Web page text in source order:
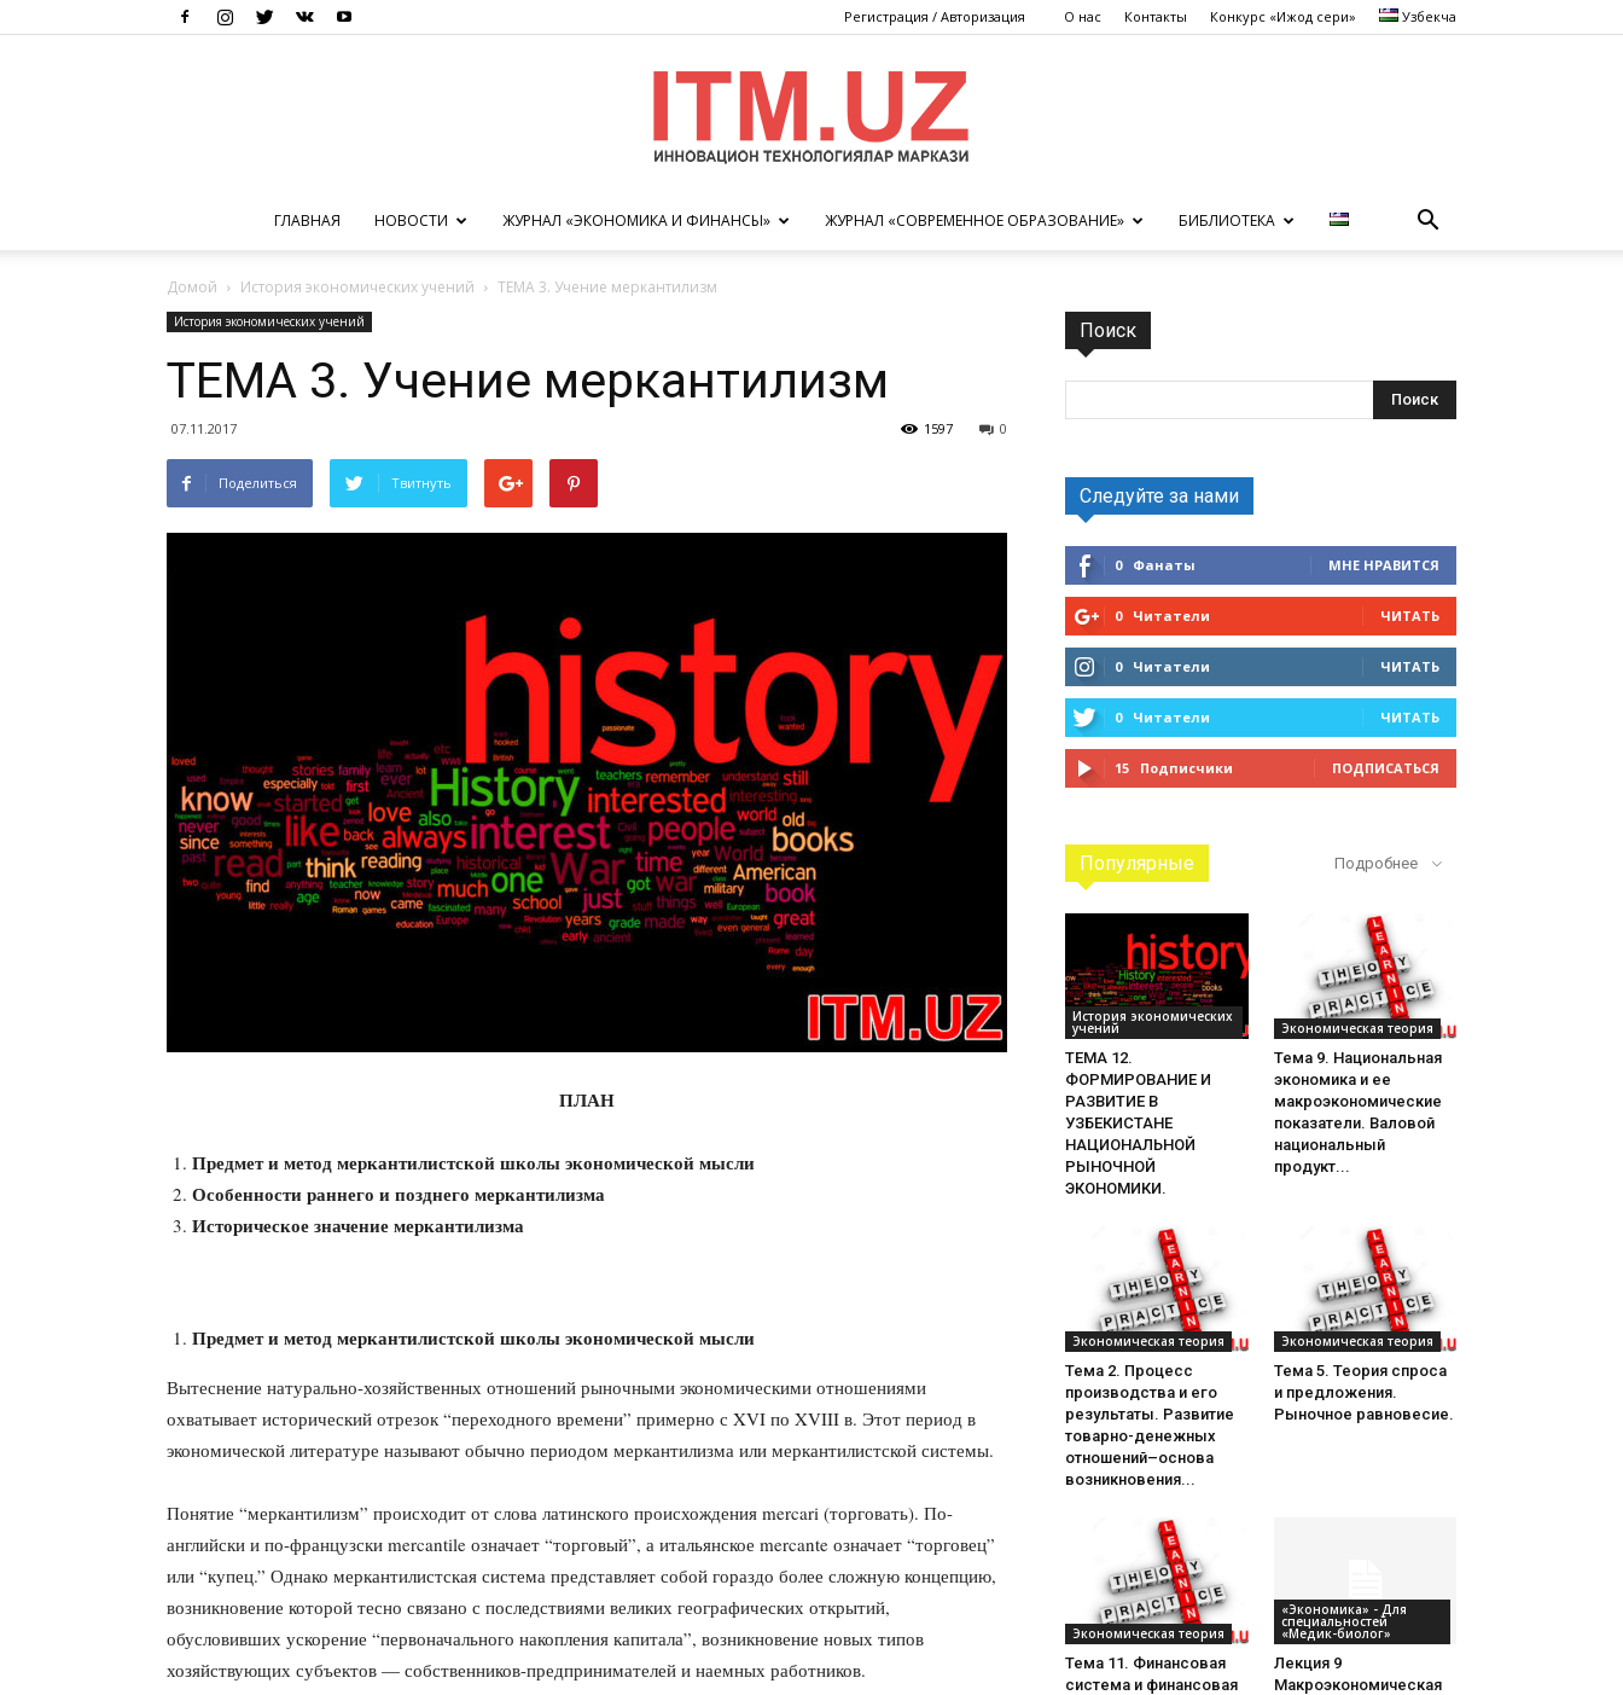
Регистрация / Авторизация О нас Контакты Конкурс «Ижод сеҳри» Узбекча
ГЛАВНАЯ НОВОСТИ ЖУРНАЛ «ЭКОНОМИКА И ФИНАНСЫ» ЖУРНАЛ «СОВРЕМЕННОЕ ОБРАЗОВАНИЕ» БИБЛИОТЕКА
Домой История экономических учений ТЕМА 3. Учение меркантилизм
История экономических учений
ТЕМА 3. Учение меркантилизм
07.11.2017 0
1597
Поделиться Твитнуть
ПЛАН
Предмет и метод меркантилистской школы экономической мысли
Особенности раннего и позднего меркантилизма
Историческое значение меркантилизма
Предмет и метод меркантилистской школы экономической мысли
Вытеснение натурально-хозяйственных отношений рыночны­ми экономическими отношениями
охватывает исторический от­резок “переходного времени” примерно с XVI по XVIII в. Этот период в
экономической литературе называют обычно периодом меркантилизма или меркантилистской системы.
Понятие “меркантилизм” происходит от слова латинского про­исхождения mercari (торговать). По-
английски и по-французски mercantile означает “торговый”, а итальянское mercante означает “тор­говец”
или “купец.” Однако меркантилистская система представляет собой гораздо более сложную концепцию,
возникновение которой тесно связано с последствиями великих географических от­крытий,
обусловивших ускорение “первоначального накопления ка­питала”, возникновение новых типов
хозяйствующих субъектов — собственников-предпринимателей и наемных работников.
Поиск
Следуйте за нами
0 Фанаты МНЕ НРАВИТСЯ
0 Читатели ЧИТАТЬ
0 Читатели ЧИТАТЬ
0 Читатели ЧИТАТЬ
15 Подписчики ПОДПИСАТЬСЯ
Популярные Подробнее
История экономических
учений
ТЕМА 12.
ФОРМИРОВАНИЕ И
РАЗВИТИЕ В
УЗБЕКИСТАНЕ
НАЦИОНАЛЬНОЙ
РЫНОЧНОЙ
ЭКОНОМИКИ.
Экономическая теория
Тема 9. Национальная
экономика и ее
макроэкономические
показатели. Валовой
национальный
продукт...
Экономическая теория
Тема 2. Процесс
производства и его
результаты. Развитие
товарно-денежных
отношений–основа
возникновения...
Экономическая теория
Тема 5. Теория спроса
и предложения.
Рыночное равновесие.
Экономическая теория
Тема 11. Финансовая
система и финансовая
«Экономика» - Для
специальностей
«Медик-биолог»
Лекция 9
Макроэкономическая